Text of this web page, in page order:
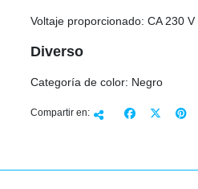
Voltaje proporcionado: CA 230 V
Diverso
Categoría de color: Negro
Compartir en: